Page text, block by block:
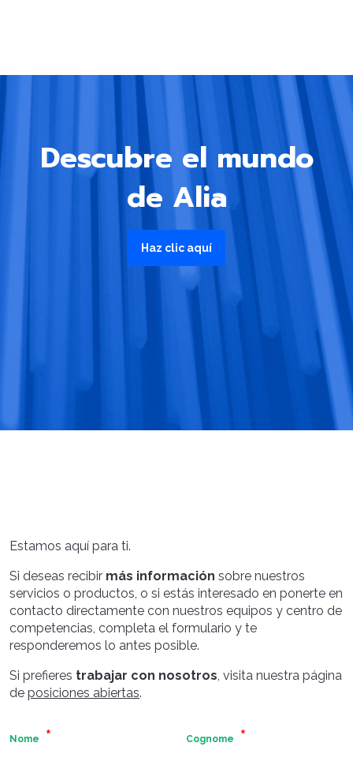
Descubre el mundo
de Alia
Haz clic aquí
Estamos aquí para ti.
Si deseas recibir más información sobre nuestros
servicios o productos, o si estás interesado en ponerte en
contacto directamente con nuestros equipos y centro de
competencias, completa el formulario y te
responderemos lo antes posible.
Si prefieres trabajar con nosotros, visita nuestra página
de posiciones abiertas.
Nome Cognome